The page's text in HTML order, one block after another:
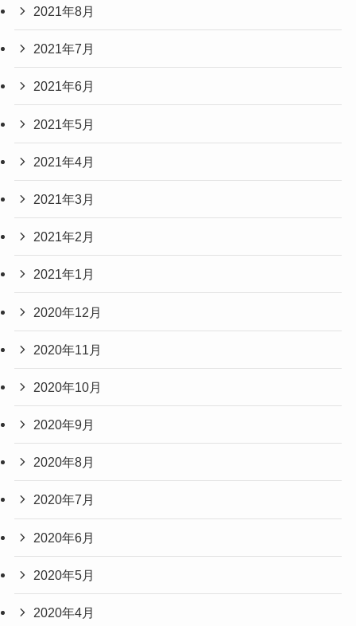
2021年8月
2021年7月
2021年6月
2021年5月
2021年4月
2021年3月
2021年2月
2021年1月
2020年12月
2020年11月
2020年10月
2020年9月
2020年8月
2020年7月
2020年6月
2020年5月
2020年4月